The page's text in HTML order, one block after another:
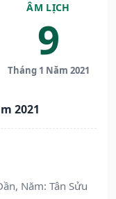
ÂM LỊCH
9
Tháng 1 Năm 2021
2021
Năm: Tân Sửu